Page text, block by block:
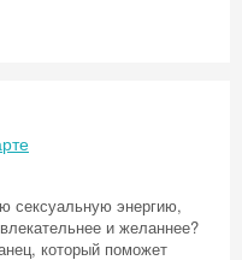
сексуальную энергию,
и желаннее?
который поможет